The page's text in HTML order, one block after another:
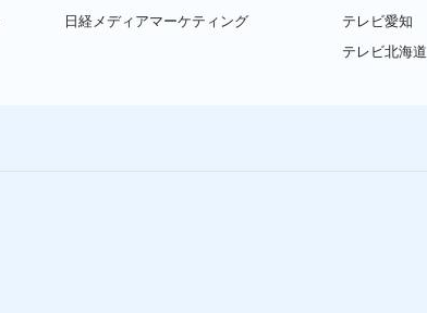
日経メディアマーケティング
テレビ愛知
テレビ北海道